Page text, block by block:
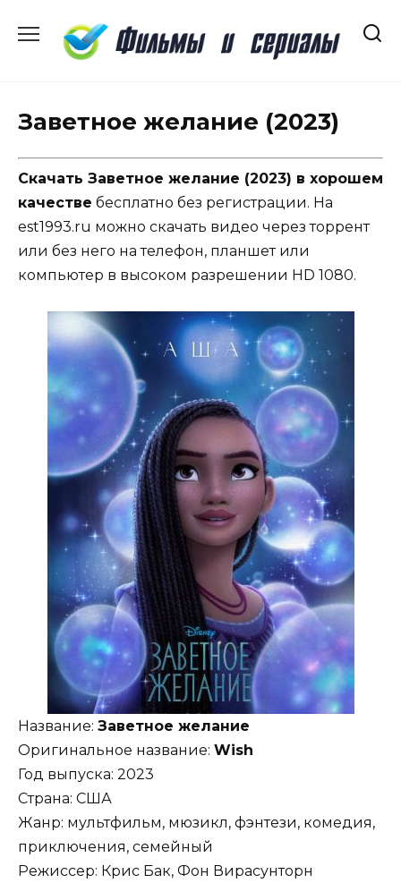
содержанию
Заветное желание (2023)
Скачать Заветное желание (2023) в хорошем
качестве бесплатно без регистрации. На
est1993.ru можно скачать видео через торрент
или без него на телефон, планшет или
компьютер в высоком разрешении HD 1080.
Название: Заветное желание
Оригинальное название: Wish
Год выпуска: 2023
Страна: США
Жанр: мультфильм, мюзикл, фэнтези, комедия,
приключения, семейный
Режиссер: Крис Бак, Фон Вирасунторн